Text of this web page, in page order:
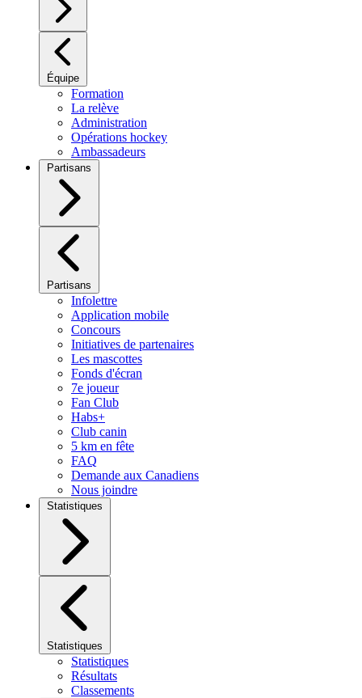
Équipe
Formation
La relève
Administration
Opérations hockey
Ambassadeurs
Partisans
Partisans
Infolettre
Application mobile
Concours
Initiatives de partenaires
Les mascottes
Fonds d'écran
7e joueur
Fan Club
Habs+
Club canin
5 km en fête
FAQ
Demande aux Canadiens
Nous joindre
Statistiques
Statistiques
Statistiques
Résultats
Classements